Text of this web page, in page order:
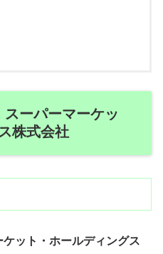
ーパーマーケッ
株式会社
ット・ホールディングス